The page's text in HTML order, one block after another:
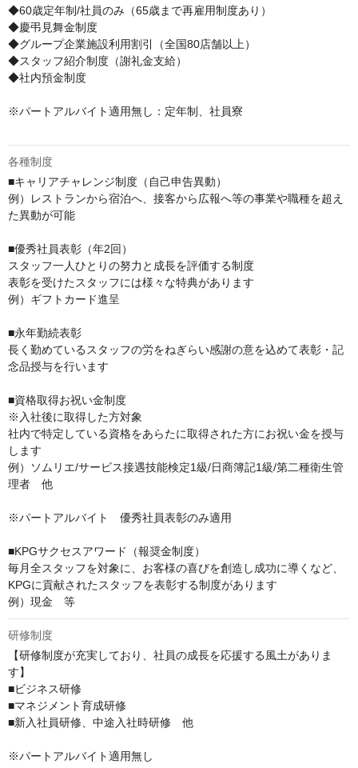
◆60歳定年制/社員のみ（65歳まで再雇用制度あり）
◆慶弔見舞金制度
◆グループ企業施設利用割引（全国80店舗以上）
◆スタッフ紹介制度（謝礼金支給）
◆社内預金制度
※パートアルバイト適用無し：定年制、社員寮
各種制度
■キャリアチャレンジ制度（自己申告異動）
例）レストランから宿泊へ、接客から広報へ等の事業や職種を超え
た異動が可能
■優秀社員表彰（年2回）
スタッフ一人ひとりの努力と成長を評価する制度
表彰を受けたスタッフには様々な特典があります
例）ギフトカード進呈
■永年勤続表彰
長く勤めているスタッフの労をねぎらい感謝の意を込めて表彰・記
念品授与を行います
■資格取得お祝い金制度
※入社後に取得した方対象
社内で特定している資格をあらたに取得された方にお祝い金を授与
します
例）ソムリエ/サービス接遇技能検定1級/日商簿記1級/第二種衛生管
理者　他
※パートアルバイト　優秀社員表彰のみ適用
■KPGサクセスアワード（報奨金制度）
毎月全スタッフを対象に、お客様の喜びを創造し成功に導くなど、
KPGに貢献されたスタッフを表彰する制度があります
例）現金　等
研修制度
【研修制度が充実しており、社員の成長を応援する風土がありま
す】
■ビジネス研修
■マネジメント育成研修
■新入社員研修、中途入社時研修　他
※パートアルバイト適用無し